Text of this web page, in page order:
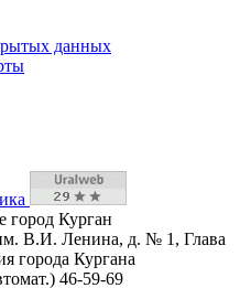
данных
город Курган
В.И. Ленина, д. № 1, Глава
города Кургана
46-59-69